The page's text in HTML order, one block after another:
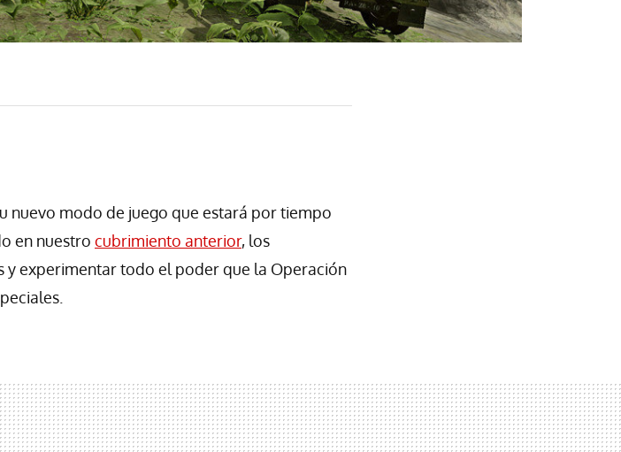
nuevo modo de juego que estará por tiempo
en nuestro cubrimiento anterior, los
experimentar todo el poder que la Operación